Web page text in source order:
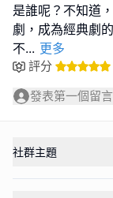
是誰呢？不知道
劇，成為經典劇
不... 更多
評分
發表第一個留
社群主題